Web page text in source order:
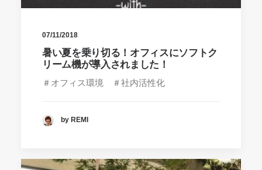
07/11/2018
暑い夏を乗り切る！オフィスにソフトク
リーム機が導入されました！
＃オフィス環境 ＃社内活性化
by REMI